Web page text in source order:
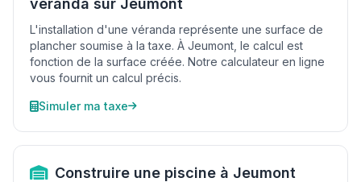
véranda sur Jeumont
L'installation d'une véranda représente une surface de
plancher soumise à la taxe. À Jeumont, le calcul est
fonction de la surface créée. Notre calculateur en ligne
vous fournit un calcul précis.
Simuler ma taxe
Construire une piscine à Jeumont